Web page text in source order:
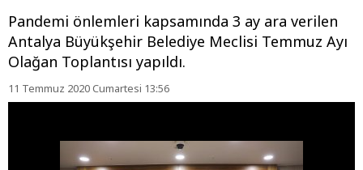
Pandemi önlemleri kapsamında 3 ay ara verilen
Antalya Büyükşehir Belediye Meclisi Temmuz Ayı
Olağan Toplantısı yapıldı.
11 Temmuz 2020 Cumartesi 13:56